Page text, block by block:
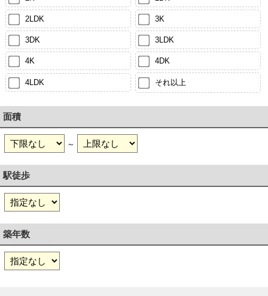
2LDK 3K
3DK 3LDK
4K 4DK
4LDK それ以上
面積
～
駅徒歩
築年数